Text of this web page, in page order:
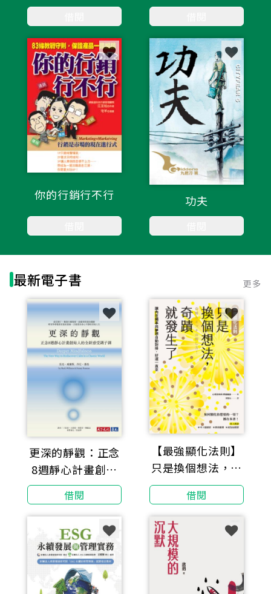
你的行銷行不行 功夫
最新電子書 更多
更深的靜觀：正念
8週靜心計畫創始
人的全新感受調子
課
借閱
【最強顯化法則】
只是換個想法，奇
蹟就發生了：讓
〔內在頻率〕與
〔夢想〕自動對
接，好運一直來
借閱